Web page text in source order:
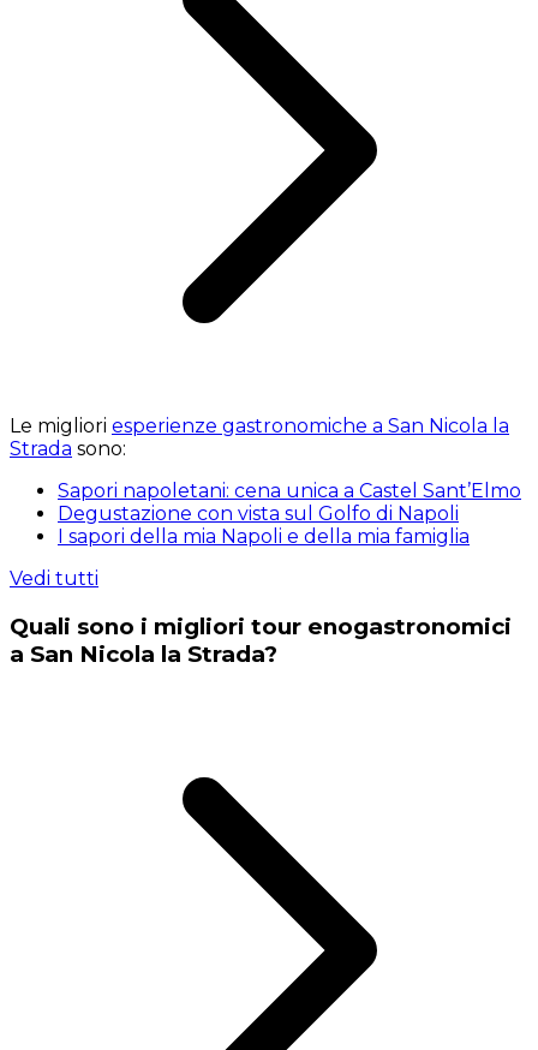
Le migliori esperienze gastronomiche a San Nicola la
Strada sono:
Sapori napoletani: cena unica a Castel Sant’Elmo
Degustazione con vista sul Golfo di Napoli
I sapori della mia Napoli e della mia famiglia
Vedi tutti
Quali sono i migliori tour enogastronomici
a San Nicola la Strada?